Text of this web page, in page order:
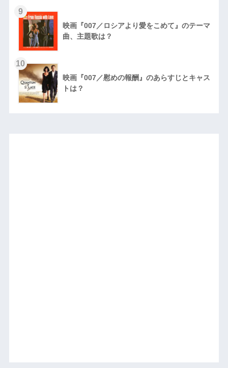
9
映画『007／ロシアより愛をこめて』のテーマ
曲、主題歌は？
10
映画『007／慰めの報酬』のあらすじとキャス
トは？